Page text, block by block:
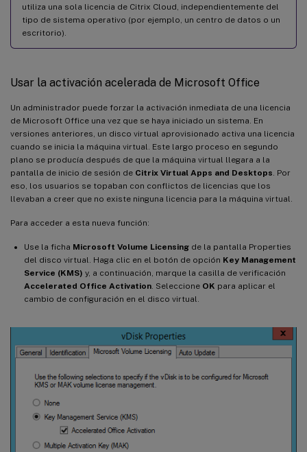
utiliza una sola licencia de Citrix Cloud, independientemente del
tipo de sistema operativo (por ejemplo, un centro de datos o un
escritorio).
Usar la activación acelerada de Microsoft Office
Un administrador puede forzar la activación inmediata de una licencia
de Microsoft Office una vez que se haya iniciado un sistema. En
versiones anteriores, un disco virtual aprovisionado activa una licencia
cuando se inicia la máquina virtual. Este largo proceso en segundo
plano se producía después de que la máquina virtual llegara a la
pantalla de inicio de sesión de Citrix Virtual Apps and Desktops. Por
eso, los usuarios se topaban con conflictos de licencias que los
llevaban a creer que no existe ninguna licencia para la máquina virtual.
Para acceder a esta nueva función:
Use la ficha Microsoft Volume Licensing de la pantalla Properties
del disco virtual. Haga clic en el botón de opción Key Management
Service (KMS) y, a continuación, marque la casilla de verificación
Accelerated Office Activation. Seleccione OK para aplicar el
cambio de configuración en el disco virtual.